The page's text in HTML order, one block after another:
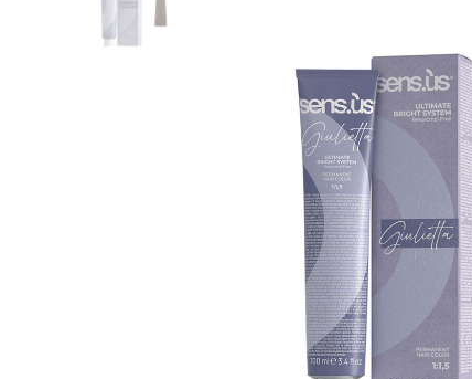
Маска тонуюча для волосся
Камуфляж для волосся
Олії для волосся
Спрей для
Ампули для
▼ Показати ще
Догляд за
Догляд за тілом
Догляд за